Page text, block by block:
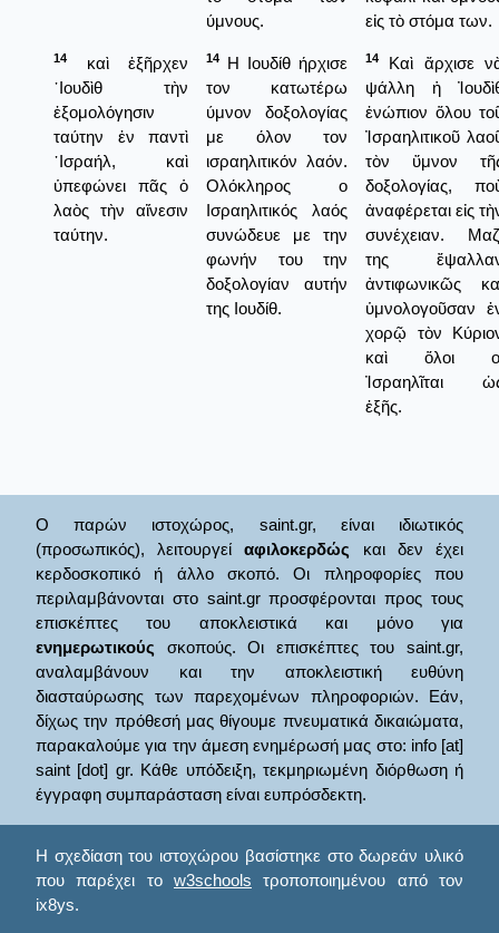
ύμνους.
εἰς τὸ στόμα των.
14
καὶ ἐξῆρχεν
᾿Ιουδὶθ τὴν
ἐξομολόγησιν
ταύτην ἐν παντὶ
᾿Ισραήλ, καὶ
ὑπεφώνει πᾶς ὁ
λαὸς τὴν αἴνεσιν
ταύτην.
14
Η Ιουδίθ ήρχισε
τον κατωτέρω
ύμνον δοξολογίας
με όλον τον
ισραηλιτικόν λαόν.
Ολόκληρος ο
Ισραηλιτικός λαός
συνώδευε με την
φωνήν του την
δοξολογίαν αυτήν
της Ιουδίθ.
14
Καὶ ἄρχισε
ψάλλη ἡ
ἐνώπιον ὅλου
Ἰσραηλιτικοῦ
τὸν ὕμνον
δοξολογίας,
ἀναφέρεται εἰς
συνέχειαν.
της
ἀντιφωνικῶς
ὑμνολογοῦσαν
χορῷ τὸν
καὶ ὅλοι
Ἰσραηλῖται
ἐξῆς.
Ο παρών ιστοχώρος, saint.gr, είναι ιδιωτικός
(προσωπικός), λειτουργείαφιλοκερδώς και δεν έχει
κερδοσκοπικό ή άλλο σκοπό. Οι πληροφορίες που
περιλαμβάνονται στο saint.gr προσφέρονται προς τους
επισκέπτες του αποκλειστικά και μόνο για
ενημερωτικούς σκοπούς. Οι επισκέπτες του saint.gr,
αναλαμβάνουν και την αποκλειστική ευθύνη
διασταύρωσης των παρεχομένων πληροφοριών. Εάν,
δίχως την πρόθεσή μας θίγουμε πνευματικά δικαιώματα,
παρακαλούμε για την άμεση ενημέρωσή μας στο: info [at]
saint [dot] gr. Κάθε υπόδειξη, τεκμηριωμένη διόρθωση ή
έγγραφη συμπαράσταση είναι ευπρόσδεκτη.
Η σχεδίαση του ιστοχώρου βασίστηκε στο δωρεάν υλικό
που παρέχει το w3schools τροποποιημένου από τον
ix8ys.